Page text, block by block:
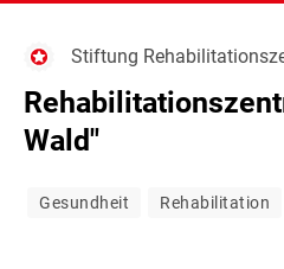
Stiftung
Wald"
Gesundheit Rehabilitation